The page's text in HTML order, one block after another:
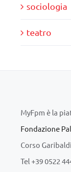
sociologia
teatro
MyFpm è la
Fondazione
Corso
Tel +39 0522